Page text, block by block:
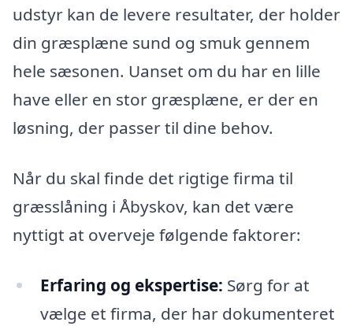
udstyr kan de levere resultater, der holder
din græsplæne sund og smuk gennem
hele sæsonen. Uanset om du har en lille
have eller en stor græsplæne, er der en
løsning, der passer til dine behov.
Når du skal finde det rigtige firma til
græsslåning i Åbyskov, kan det være
nyttigt at overveje følgende faktorer:
Erfaring og ekspertise: Sørg for at
vælge et firma, der har dokumenteret